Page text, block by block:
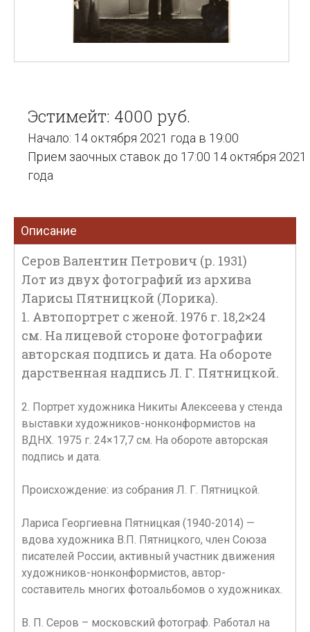
Эстимейт: 4000 руб.
Начало: 14 октября 2021 года в 19:00
Прием заочных ставок до 17:00 14 октября 2021
года
Описание
Серов Валентин Петрович (р. 1931)
Лот из двух фотографий из архива
Ларисы Пятницкой (Лорика).
1. Автопортрет с женой. 1976 г. 18,2×24
см. На лицевой стороне фотографии
авторская подпись и дата. На обороте
дарственная надпись Л. Г. Пятницкой.
2. Портрет художника Никиты Алексеева у стенда
выставки художников-нонконформистов на
ВДНХ. 1975 г. 24×17,7 см. На обороте авторская
подпись и дата.
Происхождение: из собрания Л. Г. Пятницкой.
Лариса Георгиевна Пятницкая (1940-2014) —
вдова художника В.П. Пятницкого, член Союза
писателей России, активный участник движения
художников-нонконформистов, автор-
составитель многих фотоальбомов о художниках.
В. П. Серов – московский фотограф. Работал на